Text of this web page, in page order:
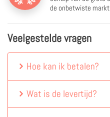
de onbetwiste
Veelgestelde vragen
Hoe kan ik betalen?
Wat is de levertijd?